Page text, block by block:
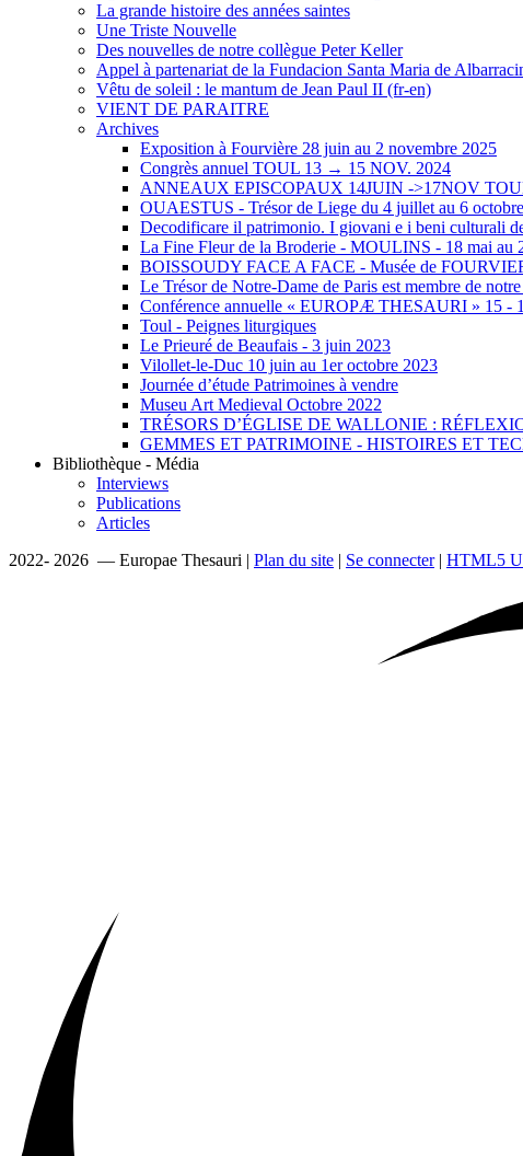
La grande histoire des années saintes
Une Triste Nouvelle
Des nouvelles de notre collègue Peter Keller
Appel à partenariat de la Fundacion Santa Maria de
Vêtu de soleil : le mantum de Jean Paul II (fr-en)
VIENT DE PARAITRE
Archives
Exposition à Fourvière 28 juin au 2 novembre 2025
Congrès annuel TOUL 13 → 15 NOV. 2024
ANNEAUX EPISCOPAUX 14JUIN ->17NOV
OUAESTUS - Trésor de Liege du 4 juillet au 6
Decodificare il patrimonio. I giovani e i beni culturali
La Fine Fleur de la Broderie - MOULINS - 18 mai au
BOISSOUDY FACE A FACE - Musée de
Le Trésor de Notre-Dame de Paris est membre de
Conférence annuelle « EUROPÆ THESAURI » 15 ‐
Toul - Peignes liturgiques
Le Prieuré de Beaufais - 3 juin 2023
Vilollet-le-Duc 10 juin au 1er octobre 2023
Journée d’étude Patrimoines à vendre
Museu Art Medieval Octobre 2022
TRÉSORS D’ÉGLISE DE WALLONIE :
GEMMES ET PATRIMOINE - HISTOIRES ET
Bibliothèque - Média
Interviews
Publications
Articles
2022- 2026 — Europae Thesauri | Plan du site | Se connecter| HTML5